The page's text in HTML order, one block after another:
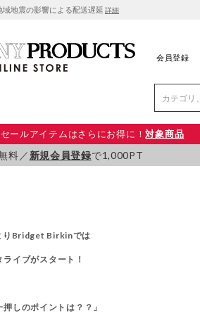
域地震の影響による配送遅延 詳細
会員登録
ールアイテムはさらにお得に！対象商品
料／ 新規会員登録で1,000PT
りBridget Birkinでは
ライブがスタート！
押しのポイントは？？ 」